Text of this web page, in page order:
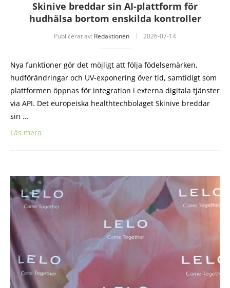
Skinive breddar sin AI-plattform för
hudhälsa bortom enskilda kontroller
Publicerat av: Redaktionen 2026-07-14
Nya funktioner gör det möjligt att följa födelsemärken,
hudförändringar och UV-exponering över tid, samtidigt som
plattformen öppnas för integration i externa digitala tjänster
via API. Det europeiska healthtechbolaget Skinive breddar
sin …
Läs mera